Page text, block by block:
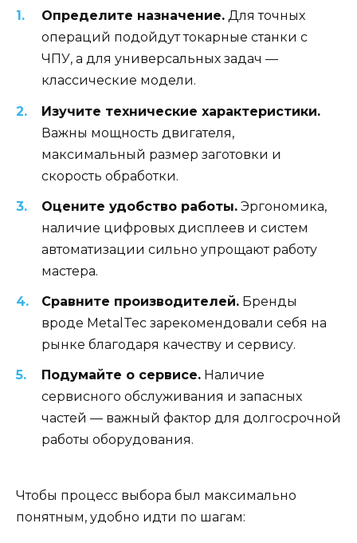
Определите назначение. Для точных
операций подойдут токарные станки с
ЧПУ, а для универсальных задач —
классические модели.
Изучите технические характеристики.
Важны мощность двигателя,
максимальный размер заготовки и
скорость обработки.
Оцените удобство работы. Эргономика,
наличие цифровых дисплеев и систем
автоматизации сильно упрощают работу
мастера.
Сравните производителей. Бренды
вроде MetalTec зарекомендовали себя на
рынке благодаря качеству и сервису.
Подумайте о сервисе. Наличие
сервисного обслуживания и запасных
частей — важный фактор для долгосрочной
работы оборудования.
Чтобы процесс выбора был максимально
понятным, удобно идти по шагам: